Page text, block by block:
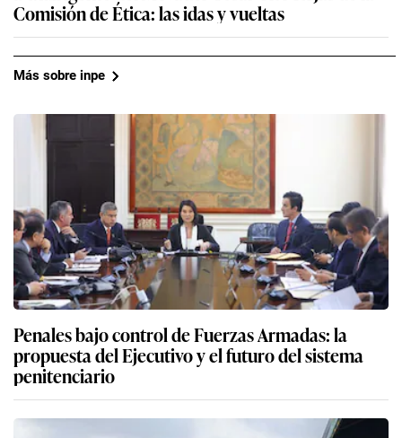
Comisión de Ética: las idas y vueltas
Más sobre inpe
Penales bajo control de Fuerzas Armadas: la
propuesta del Ejecutivo y el futuro del sistema
penitenciario